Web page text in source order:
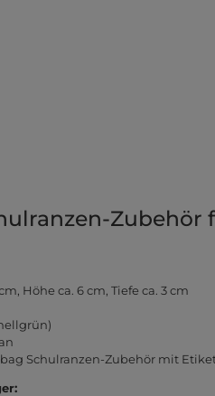
Zubehör
Höhe ca. 6 cm, Tiefe ca. 3 cm
Schulranzen-Zubehör mit